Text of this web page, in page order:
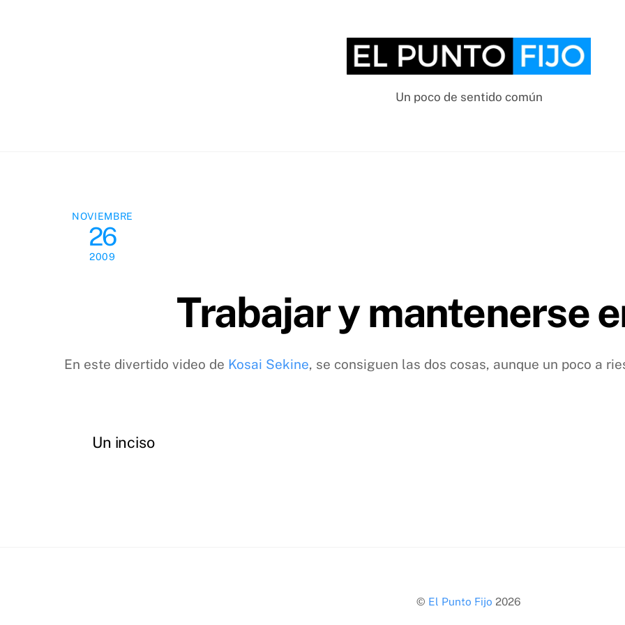
Un poco de sentido común
NOVIEMBRE
26
2009
Trabajar y mantenerse
En este divertido video de Kosai Sekine, se consiguen las dos cosas, aunque un poco a
Un inciso
Back
© El Punto Fijo 2026